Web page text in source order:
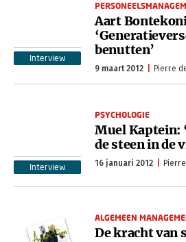
Interview
Aart
benutten’
9 maart 2012 Pierre
Interview
PSYCHOLOGIE
Muel Kaptein:
de steen in de
16 januari 2012
ALGEMEEN
De kracht van